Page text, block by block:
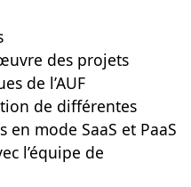
des projets
de l’AUF
de différentes
mode SaaS et PaaS
l’équipe de